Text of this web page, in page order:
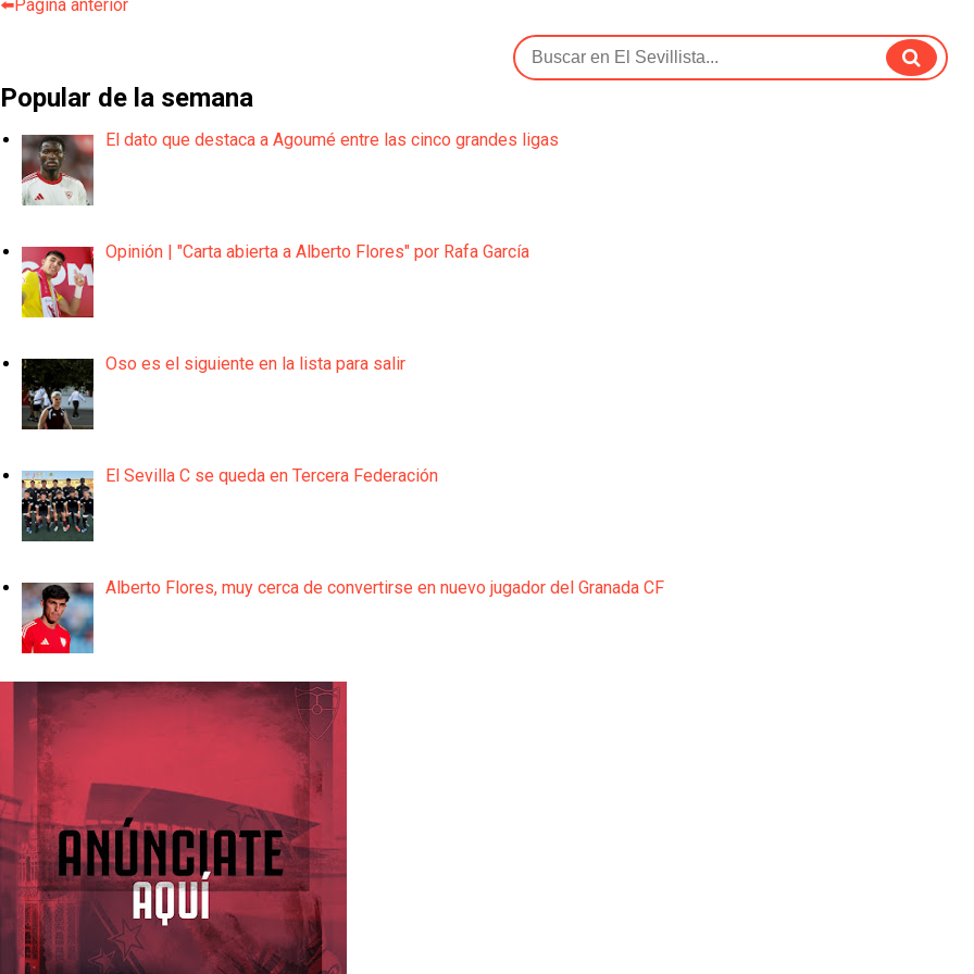
⬅️Página anterior
Popular de la semana
El dato que destaca a Agoumé entre las cinco grandes ligas
Opinión | "Carta abierta a Alberto Flores" por Rafa García
Oso es el siguiente en la lista para salir
El Sevilla C se queda en Tercera Federación
Alberto Flores, muy cerca de convertirse en nuevo jugador del Granada CF